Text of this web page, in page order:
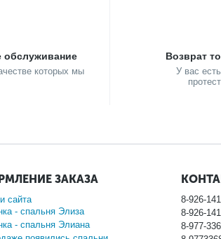
обслуживание
которых мы
Возврат
У вас
ЗАКАЗА
сайта
- спальня Элиза
- спальня Элиана
8-926-
8-926-
8-977-